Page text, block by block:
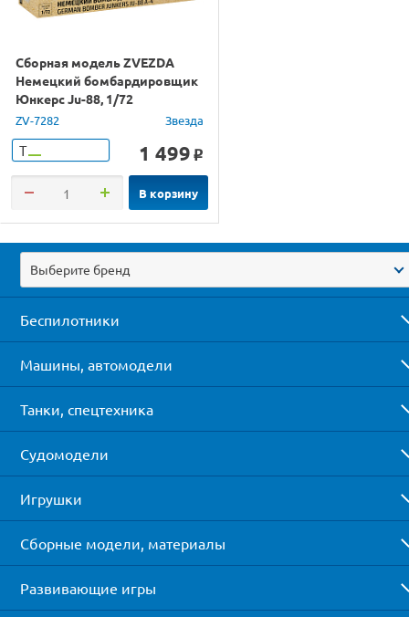
Сборная модель ZVEZDA
Немецкий бомбардировщик
Юнкерс Ju-88, 1/72
ZV-7282 Звезда
Т 1 499 o
В корзину
Выберите бренд
Беспилотники
Машины, автомодели
Танки, спецтехника
Судомодели
Игрушки
Сборные модели, материалы
Развивающие игры